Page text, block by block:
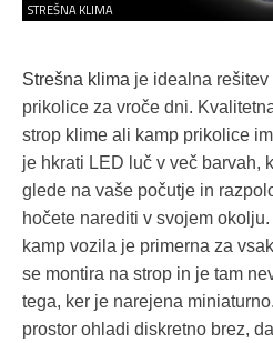
STREŠNA KLIMA
Strešna klima je idealna
prikolice za vroče dni.
strop klime ali kamp prikolice
je hkrati LED luč v več barvah,
glede na vaše počutje in
hočete narediti v svojem
kamp vozila je primerna za
se montira na strop in je tam
tega, ker je narejena
prostor ohladi diskretno brez,